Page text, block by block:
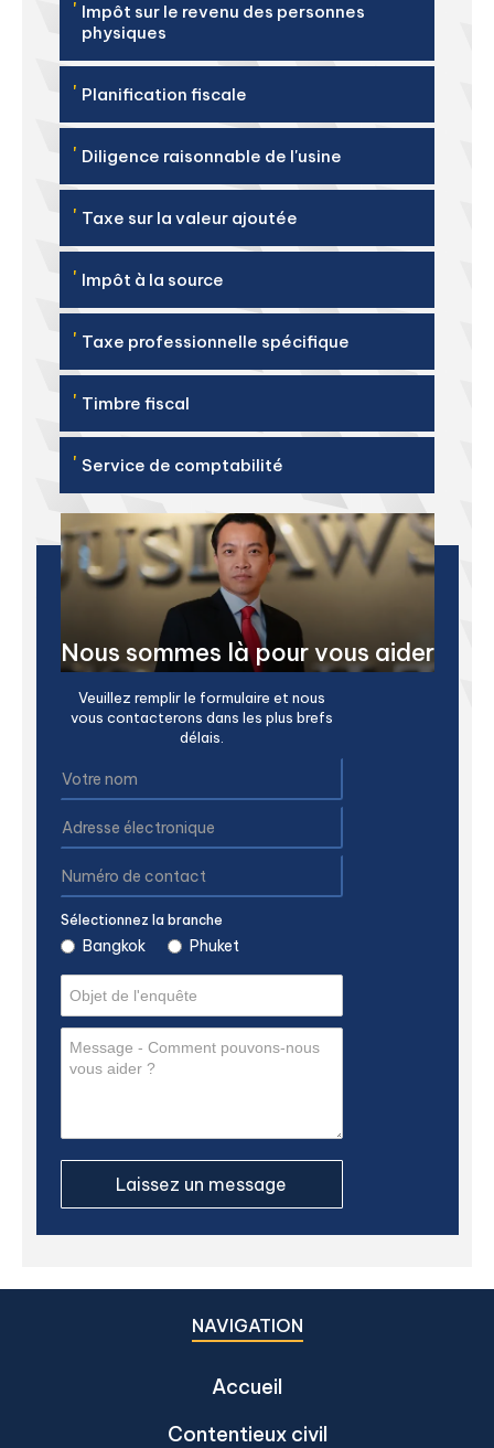
' Impôt sur le revenu des personnes
physiques
' Planification fiscale
' Diligence raisonnable de l'usine
' Taxe sur la valeur ajoutée
' Impôt à la source
' Taxe professionnelle spécifique
' Timbre fiscal
' Service de comptabilité
Nous sommes là pour vous aider
Veuillez remplir le formulaire et nous
vous contacterons dans les plus brefs
délais.
Sélectionnez la branche
Bangkok Phuket
NAVIGATION
Accueil
Contentieux civil